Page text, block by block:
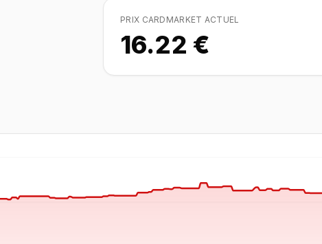
PRIX CARDMARKET ACTUEL
16.22 €